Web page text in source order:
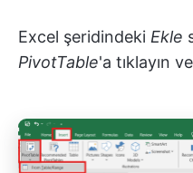
Excel şeridindeki Ekle
PivotTable'a tıklayın ve